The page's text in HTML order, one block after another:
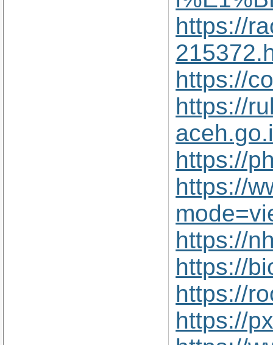
https://
https://
https://
https://
https://
https://
https://
https://
https://